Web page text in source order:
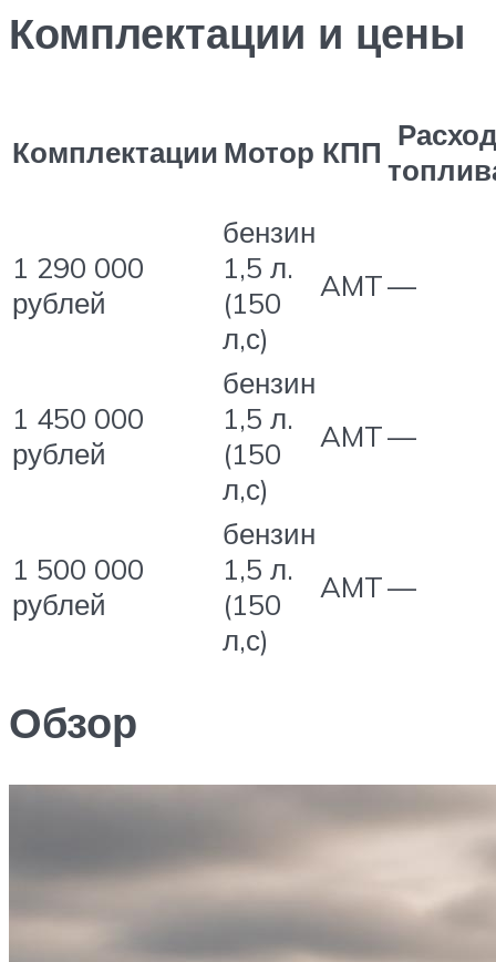
Комплектации и цены
Комплектации Мотор КПП
1 290 000
рублей
бензин
1,5 л.
(150
л,с)
AMT—
1 450 000
рублей
бензин
1,5 л.
(150
л,с)
AMT—
1 500 000
рублей
бензин
1,5 л.
(150
л,с)
AMT—
Обзор